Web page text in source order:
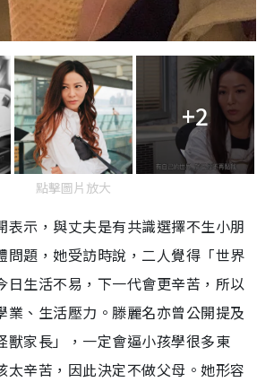
+2
點擊圖片放大
表示，與丈夫是有共識選擇不生小朋
問題，她受訪時說，二人覺得「世界
日生活不易，下一代會更辛苦，所以
業、生活壓力。滕麗名亦曾公開提及
獸家長」，一定會逼小孩學很多東
太辛苦，因此決定不做父母。她形容